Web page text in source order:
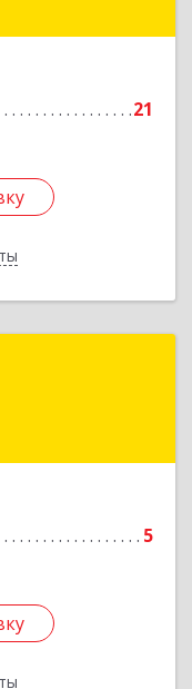
21
Подробнее
5
г, Маяковского